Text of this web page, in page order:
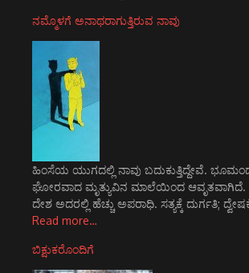
ನಮ್ಮೊಳಗೆ ಅನಾಥರಾಗುತ್ತಿರುವ ನಾವು
ಹಿಂಸೆಯ ಯುಗದಲ್ಲಿ ನಾವು ಬದುಕುತ್ತಿದ್ದೇವೆ.
ಘೋರವಾದ ಮೃತ್ಯುವಿನ ಮಾಲೆಯಿಂದ ಆವೃತವಾಗಿದೆ.
ದೇಶ ಅದರಲ್ಲಿ ಹೆಚ್ಚು ಅಪರಾಧಿ. ಸತ್ಯಕ್ಕೆ ದುರ್ಗತಿ;
Read more…
ಬಿಕ್ಷುಕರೊಂದಿಗೆ